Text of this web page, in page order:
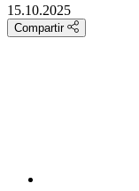
15.10.2025
Compartir